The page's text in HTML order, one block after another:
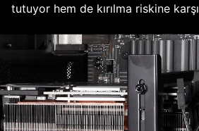
tutuyor hem de kırılma riskine